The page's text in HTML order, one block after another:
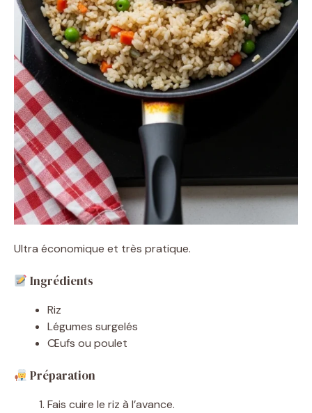
Ultra économique et très pratique.
Ingrédients
Riz
Légumes surgelés
Œufs ou poulet
Préparation
Fais cuire le riz à l’avance.